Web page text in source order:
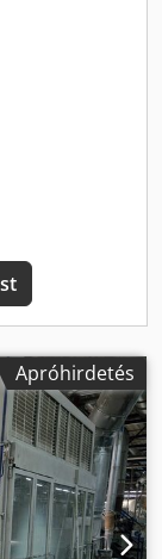
Dkodpfx
gép mögött,
-
2 db -
- Szélesség:
26,3 kW - Volt,
Apróhirdetés